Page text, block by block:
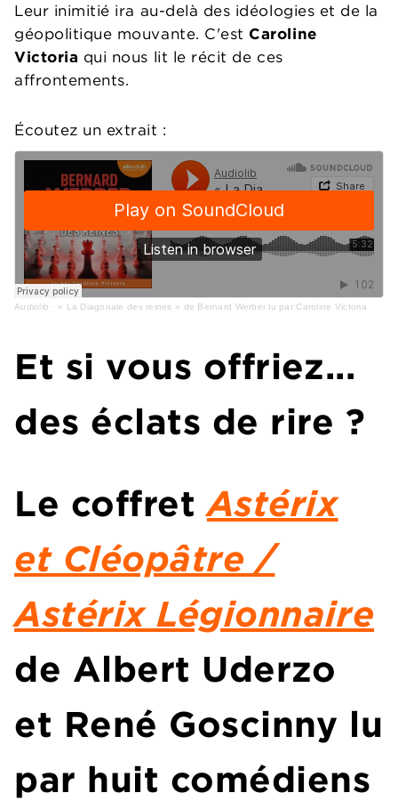
Leur inimitié ira au-delà des idéologies et de la
géopolitique mouvante. C'est Caroline
Victoria qui nous lit le récit de ces
affrontements.
Écoutez un extrait :
Audiolib · « La Diagonale des reines » de Bernard Werber lu par Caroline Victoria
Et si vous offriez...
des éclats de rire ?
Le coffretAstérix
et Cléopâtre /
Astérix Légionnaire
de Albert Uderzo
et René Goscinny lu
par huit comédiens